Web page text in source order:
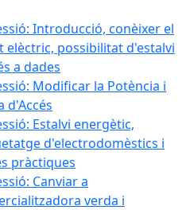
Introducció, conèixer el
elèctric, possibilitat d'estalvi
a dades
Modificar la Potència i
d'Accés
Estalvi energètic,
d'electrodomèstics i
pràctiques
Canviar a
verda i